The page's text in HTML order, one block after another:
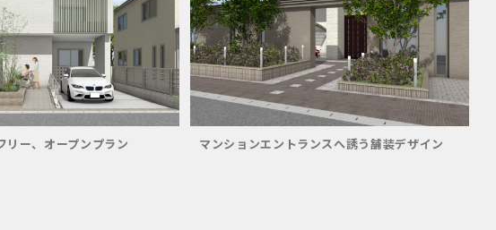
リー、オープンプラン マンションエントランスへ誘う舗装デザイン